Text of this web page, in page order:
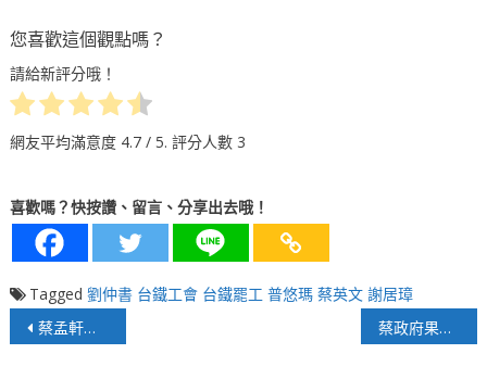
您喜歡這個觀點嗎？
請給新評分哦！
網友平均滿意度 4.7/ 5. 評分人數 3
喜歡嗎？快按讚、留言、分享出去哦！
Tagged 劉仲書 台鐵工會 台鐵罷工 普悠瑪 蔡英文 謝居璋
文蔡孟軒快評》台灣快篩價錢真的不貴？ 蔡政府果然懂得藏富於民